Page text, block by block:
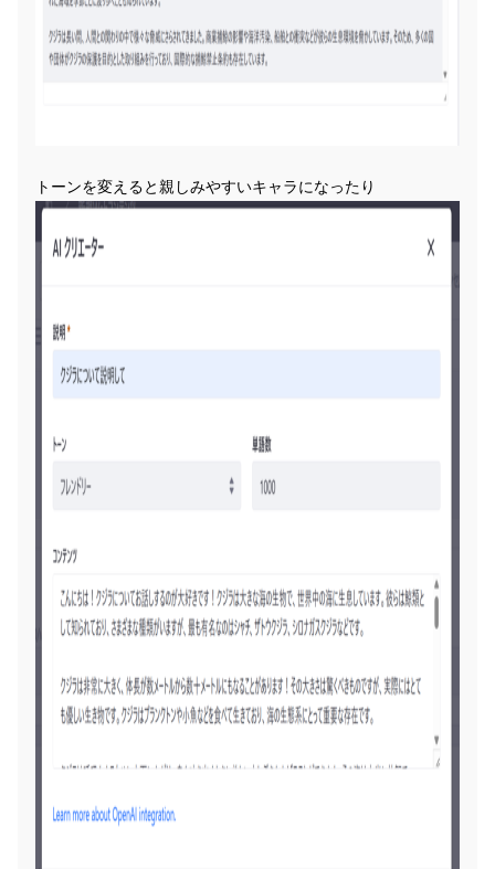
トーンを変えると親しみやすいキャラになったり